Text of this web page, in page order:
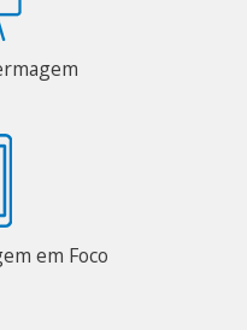
em Foco